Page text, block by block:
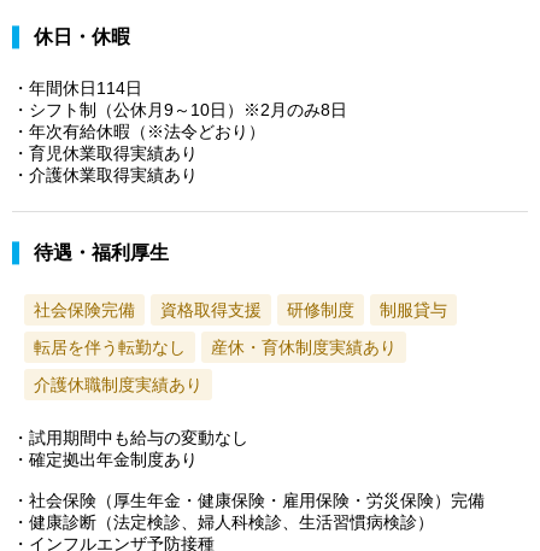
休日・休暇
・年間休日114日
・シフト制（公休月9～10日）※2月のみ8日
・年次有給休暇（※法令どおり）
・育児休業取得実績あり
・介護休業取得実績あり
待遇・福利厚生
社会保険完備 資格取得支援 研修制度
制服貸与
転居を伴う転勤なし
産休・育休制度実績あり
介護休職制度実績あり
・試用期間中も給与の変動なし
・確定拠出年金制度あり
・社会保険（厚生年金・健康保険・雇用保険・労災保険）完備
・健康診断（法定検診、婦人科検診、生活習慣病検診）
・インフルエンザ予防接種